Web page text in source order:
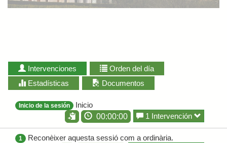
Intervenciones
Orden del día
Estadísticas
Documentos
Inicio de la sesión
Inicio
00:00:00
1 Intervención
1
Reconèixer aquesta sessió com a ordinària.